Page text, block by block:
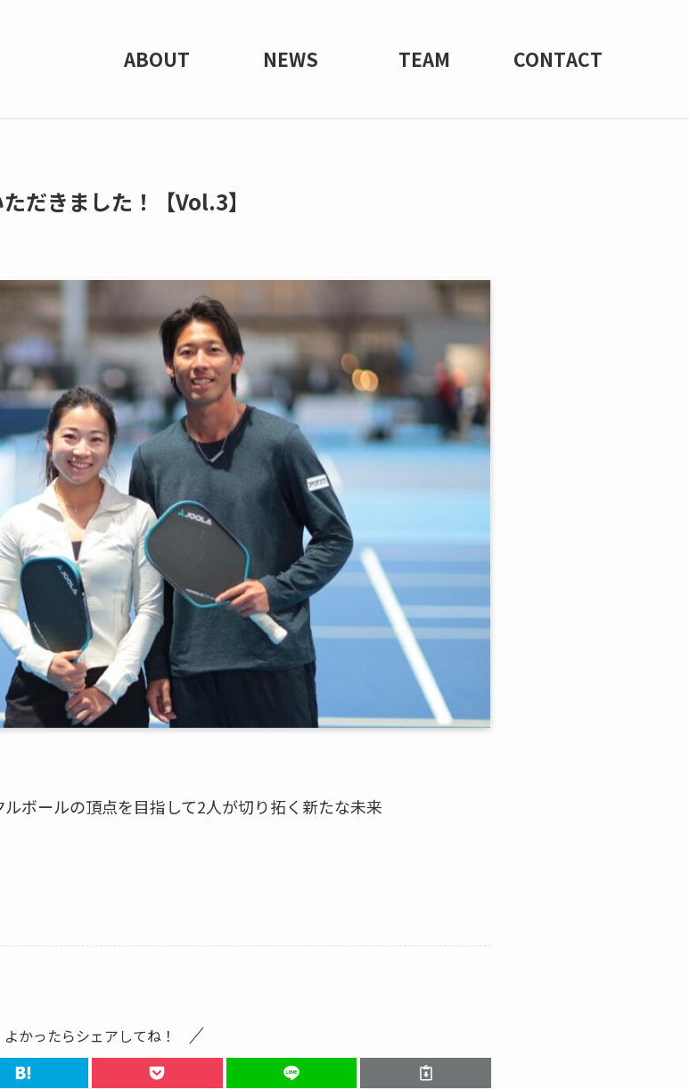
ABOUT NEWS TEAM CONTACT
だきました！【Vol.3】
ボールの頂点を目指して2人が切り拓く新たな未来
よかったらシェアしてね！